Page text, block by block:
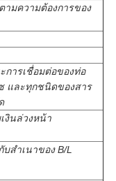
ามความต้องการของ
การเชื่อมต่อของท่อ
และทุกชนิดของสาร
งินล่วงหน้า
บสําเนาของ B/L